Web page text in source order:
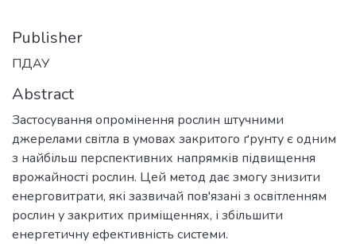
Publisher
ПДАУ
Abstract
Застосування опромінення рослин штучними
джерелами світла в умовах закритого ґрунту є одним
з найбільш перспективних напрямків підвищення
врожайності рослин. Цей метод дає змогу знизити
енерговитрати, які зазвичай пов'язані з освітленням
рослин у закритих приміщеннях, і збільшити
енергетичну ефективність системи.